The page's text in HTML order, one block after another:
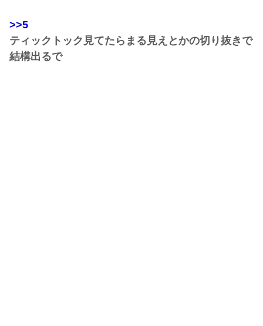
>>5
ティックトック見てたらまる見えとかの切り抜きで
結構出るで